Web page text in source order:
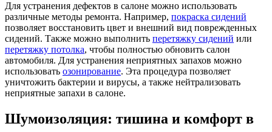
Для устранения дефектов в салоне можно использовать
различные методы ремонта. Например, покраска сидений
позволяет восстановить цвет и внешний вид поврежденных
сидений. Также можно выполнить перетяжку сидений или
перетяжку потолка, чтобы полностью обновить салон
автомобиля. Для устранения неприятных запахов можно
использовать озонирование. Эта процедура позволяет
уничтожить бактерии и вирусы, а также нейтрализовать
неприятные запахи в салоне.
Шумоизоляция: тишина и комфорт в